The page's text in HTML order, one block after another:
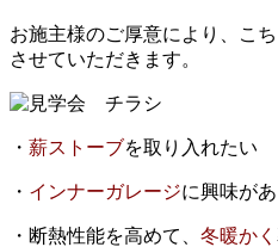
お施主様のご厚意により、こ
させていただきます。
・ 薪ストーブを取り入れたい
・ インナーガレージに興味が
・断熱性能を高めて、 冬暖かく